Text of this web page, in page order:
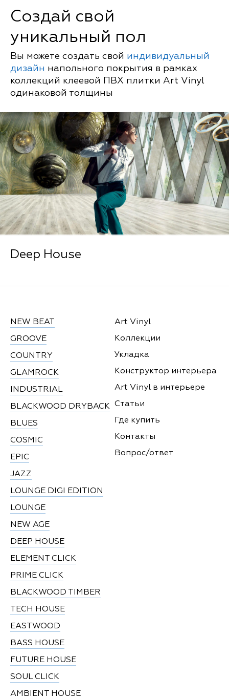
Создай свой
уникальный пол
Вы можете создать свой индивидуальный
дизайн напольного покрытия в рамках
коллекций клеевой ПВХ плитки Art Vinyl
одинаковой толщины
Deep House
NEW BEAT
GROOVE
COUNTRY
GLAMROCK
INDUSTRIAL
BLACKWOOD DRYBACK
BLUES
COSMIC
EPIC
JAZZ
LOUNGE DIGI EDITION
LOUNGE
NEW AGE
DEEP HOUSE
ELEMENT CLICK
PRIME CLICK
BLACKWOOD TIMBER
TECH HOUSE
EASTWOOD
BASS HOUSE
FUTURE HOUSE
SOUL CLICK
AMBIENT HOUSE
Art Vinyl
Коллекции
Укладка
Конструктор интерьера
Art Vinyl в интерьере
Статьи
Где купить
Контакты
Вопрос/ответ